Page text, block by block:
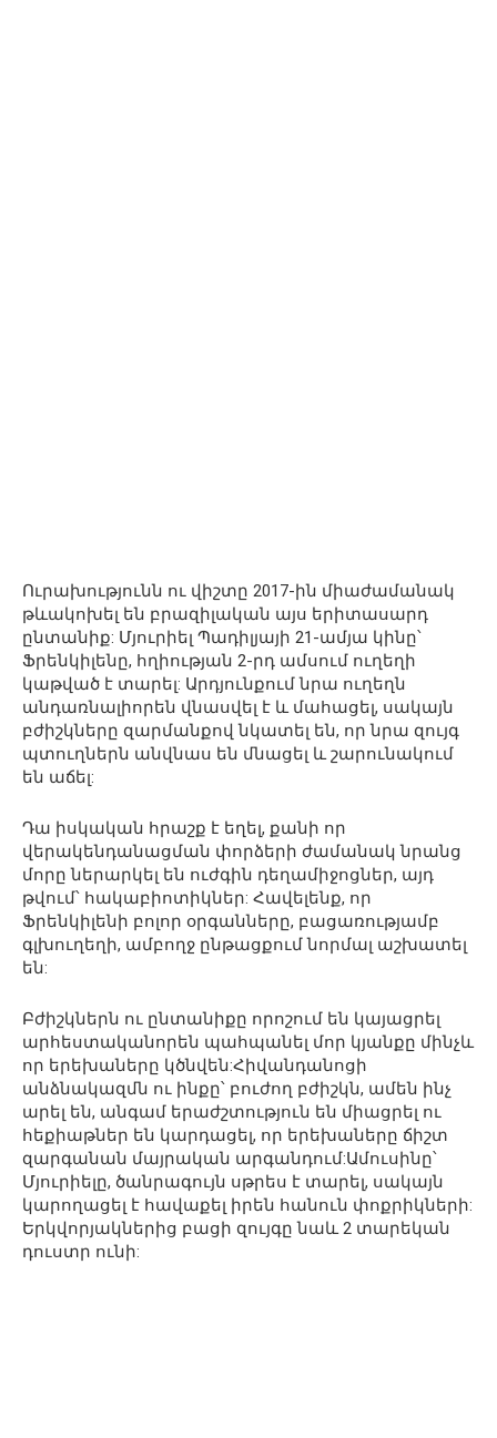
Ուրախությունն ու վիշտը 2017-ին միաժամանակ
թևակոխել են բրազիլական այս երիտասարդ
ընտանիք: Մյուրիել Պադիլյայի 21-ամյա կինը՝
Ֆրենկիլենը, հղիության 2-րդ ամսում ուղեղի
կաթված է տարել: Արդյունքում նրա ուղեղն
անդառնալիորեն վնասվել է և մահացել, սակայն
բժիշկները զարմանքով նկատել են, որ նրա զույգ
պտուղներն անվնաս են մնացել և շարունակում
են աճել:
Դա իսկական հրաշք է եղել, քանի որ
վերակենդանացման փորձերի ժամանակ նրանց
մորը ներարկել են ուժգին դեղամիջոցներ, այդ
թվում՝ հակաբիոտիկներ: Հավելենք, որ
Ֆրենկիլենի բոլոր օրգանները, բացառությամբ
գլխուղեղի, ամբողջ ընթացքում նորմալ աշխատել
են:
Բժիշկներն ու ընտանիքը որոշում են կայացրել
արհեստականորեն պահպանել մոր կյանքը մինչև
որ երեխաները կծնվեն:Հիվանդանոցի
անձնակազմն ու ինքը՝ բուժող բժիշկն, ամեն ինչ
արել են, անգամ երաժշտություն են միացրել ու
հեքիաթներ են կարդացել, որ երեխաները ճիշտ
զարգանան մայրական արգանդում:Ամուսինը՝
Մյուրիելը, ծանրագույն սթրես է տարել, սակայն
կարողացել է հավաքել իրեն հանուն փոքրիկների:
Երկվորյակներից բացի զույգը նաև 2 տարեկան
դուստր ունի: